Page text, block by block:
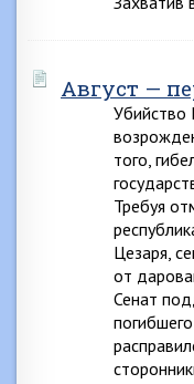
Август —
Убийство
того,
Требуя
Цезаря,
от
Сенат